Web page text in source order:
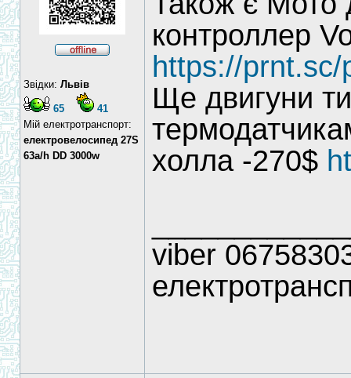
Звідки: Львів
65
41
Мій електротранспорт:
електровелосипед 27S
63a/h DD 3000w
контроллер
https://prnt.sc/
Ще двигуни
холла -270$
viber